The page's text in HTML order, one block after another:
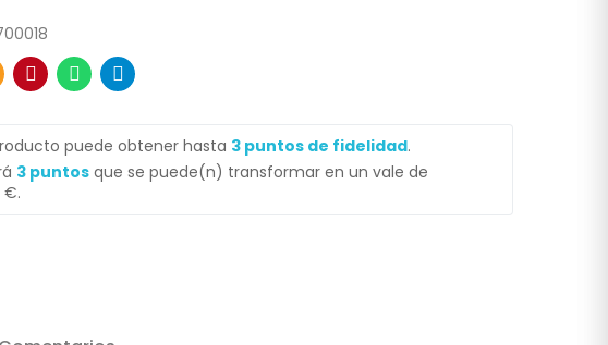
puede obtener hasta 3 puntos de fidelidad.
3 puntos que se puede(n) transformar en un vale de
€.